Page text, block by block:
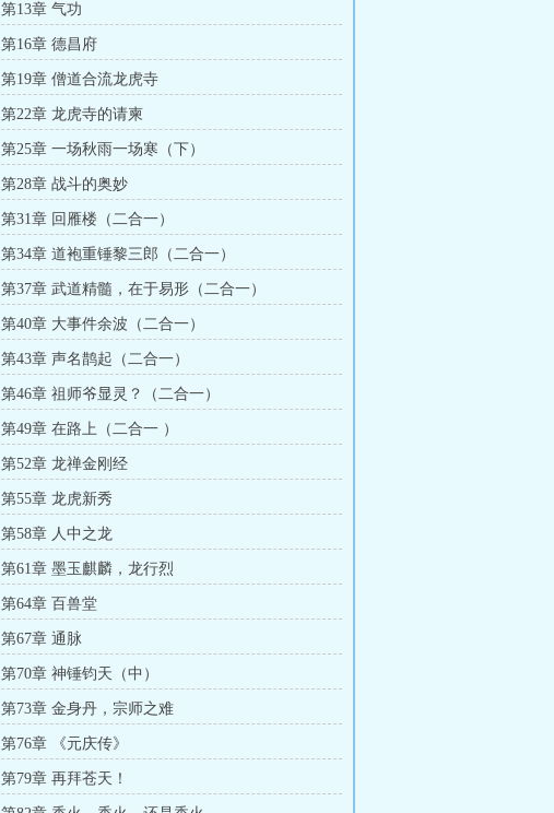
第13章 气功
第16章 德昌府
第19章 僧道合流龙虎寺
第22章 龙虎寺的请柬
第25章 一场秋雨一场寒（下）
第28章 战斗的奥妙
第31章 回雁楼（二合一）
第34章 道袍重锤黎三郎（二合一）
第37章 武道精髓，在于易形（二合一）
第40章 大事件余波（二合一）
第43章 声名鹊起（二合一）
第46章 祖师爷显灵？（二合一）
第49章 在路上（二合一 ）
第52章 龙禅金刚经
第55章 龙虎新秀
第58章 人中之龙
第61章 墨玉麒麟，龙行烈
第64章 百兽堂
第67章 通脉
第70章 神锤钧天（中）
第73章 金身丹，宗师之难
第76章 《元庆传》
第79章 再拜苍天！